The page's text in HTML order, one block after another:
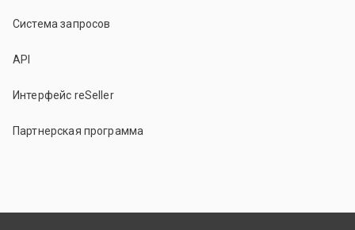
Система запросов
API
Интерфейс reSeller
Партнерская программа